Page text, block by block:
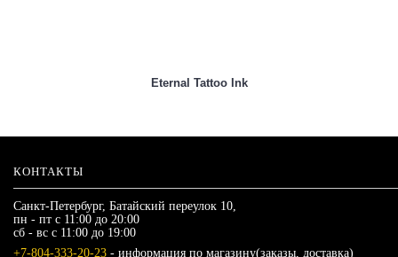
Eternal Tattoo Ink
КОНТАКТЫ
Санкт-Петербург, Батайский переулок 10,
пн - пт с 11:00 до 20:00
сб - вс с 11:00 до 19:00
+7-804-333-20-23 - информация по магазину(заказы, доставка)